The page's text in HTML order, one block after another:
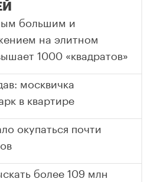
большим и
на элитном
1000 «квадратов»
москвичка
в квартире
окупаться почти
более 109 млн